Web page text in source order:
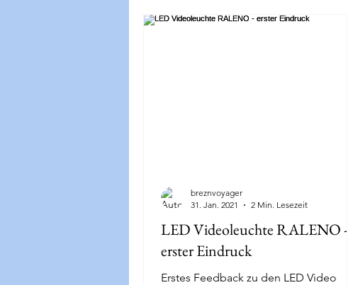
LED Videoleuchte RALENO -
erster Eindruck
Erstes Feedback zu den LED Video
breznvoyager
31. Jan. 2021
2 Min. Lesezeit